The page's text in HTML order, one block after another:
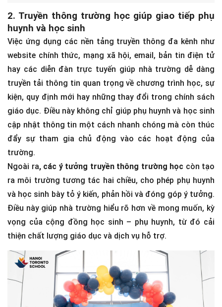
2. Truyền thông trường học giúp giao tiếp phụ
huynh và học sinh
Việc ứng dụng các nền tảng truyền thông đa kênh như
website chính thức, mạng xã hội, email, bản tin điện tử
hay các diễn đàn trực tuyến giúp nhà trường dễ dàng
truyền tải thông tin quan trọng về chương trình học, sự
kiện, quy định mới hay những thay đổi trong chính sách
giáo dục. Điều này không chỉ giúp phụ huynh và học sinh
cập nhật thông tin một cách nhanh chóng mà còn thúc
đẩy sự tham gia chủ động vào các hoạt động của
trường.
Ngoài ra, các ý tưởng truyền thông trường học còn tạo
ra môi trường tương tác hai chiều, cho phép phụ huynh
và học sinh bày tỏ ý kiến, phản hồi và đóng góp ý tưởng.
Điều này giúp nhà trường hiểu rõ hơn về mong muốn, kỳ
vọng của cộng đồng học sinh – phụ huynh, từ đó cải
thiện chất lượng giáo dục và dịch vụ hỗ trợ.